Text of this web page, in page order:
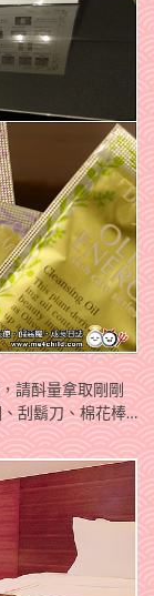
請酙量拿取剛剛
刮鬍刀、棉花棒…